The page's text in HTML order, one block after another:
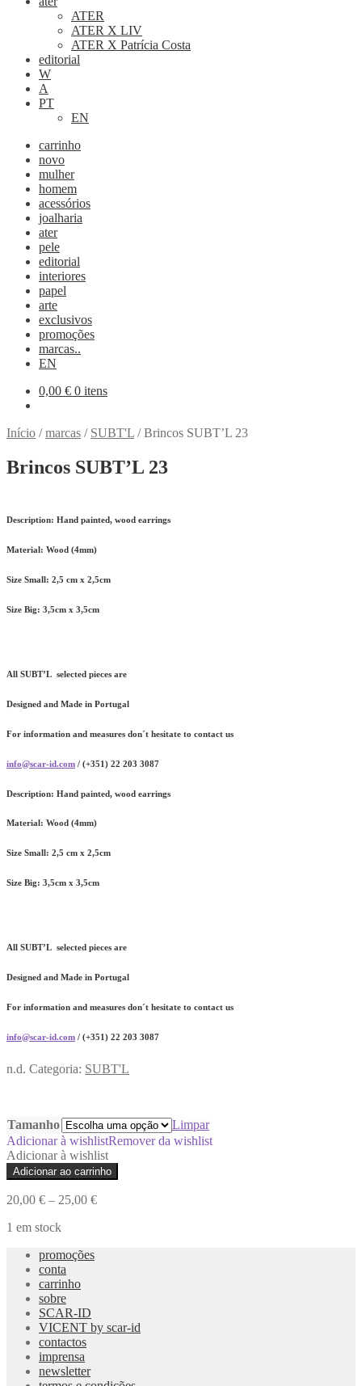
ATER
ATER X LIV
ATER X Patrícia Costa
editorial
W
A
PT
EN
carrinho
novo
mulher
homem
acessórios
joalharia
ater
pele
editorial
interiores
papel
arte
exclusivos
promoções
marcas..
EN
0,00 € 0 itens
Início /marcas / SUBT'L /Brincos SUBT’L 23
Brincos SUBT’L 23
Description: Hand painted, wood earrings
Material: Wood (4mm)
Size Small: 2,5 cm x 2,5cm
Size Big: 3,5cm x 3,5cm
All SUBT’L selected pieces are
Designed and Made in Portugal
For information and measures don´t hesitate to contact us
info@scar-id.com / (+351) 22 203 3087
Description: Hand painted, wood earrings
Material: Wood (4mm)
Size Small: 2,5 cm x 2,5cm
Size Big: 3,5cm x 3,5cm
All SUBT’L selected pieces are
Designed and Made in Portugal
For information and measures don´t hesitate to contact us
info@scar-id.com / (+351) 22 203 3087
n.d. Categoria: SUBT'L
Tamanho
Limpar
Adicionar à wishlistRemover da wishlist
Adicionar à wishlist
Quantidade
de
Brincos
23
Adicionar ao carrinho
20,00 € – 25,00 €
1 em stock
promoções
conta
carrinho
sobre
SCAR-ID
VICENT by scar-id
contactos
imprensa
newsletter